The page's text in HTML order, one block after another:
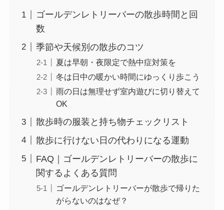
ゴールデンレトリーバーの散歩時間と回
数
季節や天候別の散歩のコツ
夏は早朝・夜限定で熱中症対策を
冬は日中の暖かい時間にゆっくり歩こう
雨の日は無理せず室内遊びに切り替えて
OK
散歩時の服装と持ち物チェックリスト
散歩に行けない日の代わりになる運動
FAQ｜ゴールデンレトリーバーの散歩に
関するよくある質問
ゴールデンレトリーバーが散歩で帰りた
がらないのはなぜ？